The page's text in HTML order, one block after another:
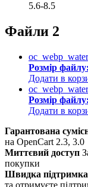
5.6-8.5
Файли 2
Розмір
Додати в
Розмір
Додати в
Гарантована
на OpenCart 2.3, 3.0
Миттєвий доступ
покупки
Швидка підтримка
та отримуєте